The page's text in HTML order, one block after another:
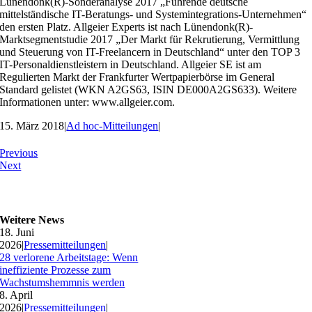
mittelständische IT-Beratungs- und Systemintegrations-Unternehmen“
den ersten Platz. Allgeier Experts ist nach Lünendonk(R)-
Marktsegmentstudie 2017 „Der Markt für Rekrutierung, Vermittlung
und Steuerung von IT-Freelancern in Deutschland“ unter den TOP 3
IT-Personaldienstleistern in Deutschland. Allgeier SE ist am
Regulierten Markt der Frankfurter Wertpapierbörse im General
Standard gelistet (WKN A2GS63, ISIN DE000A2GS633). Weitere
Informationen unter: www.allgeier.com.
15. März 2018|Ad hoc-Mitteilungen|
Previous
Next
Weitere News
18. Juni
2026|Pressemitteilungen|
28 verlorene Arbeitstage: Wenn
ineffiziente Prozesse zum
Wachstumshemmnis werden
8. April
2026|Pressemitteilungen|